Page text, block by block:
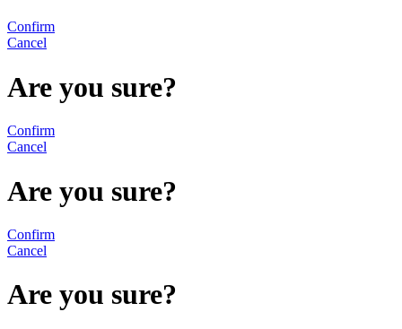
Confirm
Cancel
Are you sure?
Confirm
Cancel
Are you sure?
Confirm
Cancel
Are you sure?